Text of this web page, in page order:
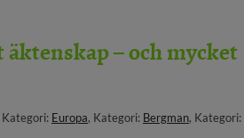
– och mycket
Kategori: Europa, Kategori: Bergman, Kategori: